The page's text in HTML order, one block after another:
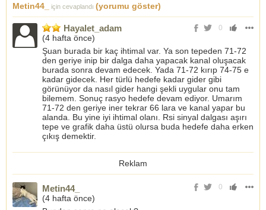
Metin44_
için cevaplandı (yorumu göster)
0
Hayalet_adam
(4 hafta önce)
Şuan burada bir kaç ihtimal var. Ya son tepeden 71-72
den geriye inip bir dalga daha yapacak kanal oluşacak
burada sonra devam edecek. Yada 71-72 kırıp 74-75 e
kadar gidecek. Her türlü hedefe kadar gider gibi
görünüyor da nasıl gider hangi şekli uygular onu tam
bilemem. Sonuç rasyo hedefe devam ediyor. Umarım
71-72 den geriye iner tekrar 66 lara ve kanal yapar bu
alanda. Bu yine iyi ihtimal olanı. Rsi sinyal dalgası aşırı
tepe ve grafik daha üstü olursa buda hedefe daha erken
çıkış demektir.
Reklam
0
Metin44_
(4 hafta önce)